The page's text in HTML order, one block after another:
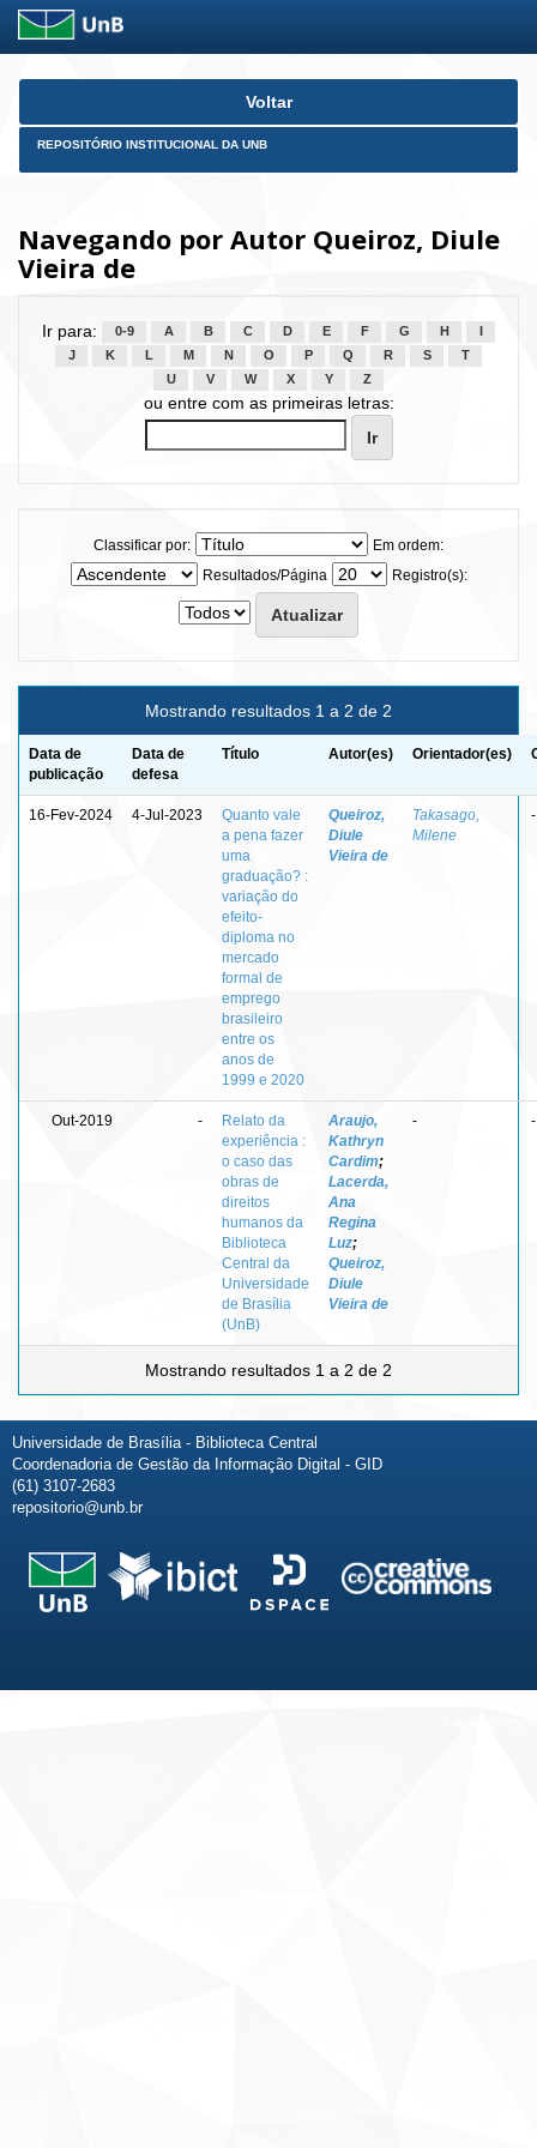
Skip
Voltar
REPOSITÓRIO INSTITUCIONAL DA UNB
Navegando por Autor Queiroz, Diule
Vieira de
Ir para: 0-9 A B C D E F G H
J
K L M N O P Q R S
T
U
V W X Y Z
ou entre com as primeiras letras:
Classificar por:
Em ordem:
Resultados/Página
Registro(s):
Mostrando resultados 1 a 2 de 2
Data de
publicação
Data de
defesa
Título Autor(es) Orientador(es)
16-Fev-2024 4-Jul-2023
Quanto vale
a pena fazer
uma
graduação? :
variação do
efeito-
diploma no
mercado
formal de
emprego
brasileiro
entre os
anos de
1999 e 2020
Queiroz,
Diule
Vieira de
Takasago,
Milene
-
Out-2019 -
Relato da
experiência :
o caso das
obras de
direitos
humanos da
Biblioteca
Central da
Universidade
de Brasília
(UnB)
Araujo,
Kathryn
Cardim;
Lacerda,
Ana
Regina
Luz;
Queiroz,
Diule
Vieira de
- -
Mostrando resultados 1 a 2 de 2
Universidade de Brasília - Biblioteca Central
Coordenadoria de Gestão da Informação Digital - GID
(61) 3107-2683
repositorio@unb.br